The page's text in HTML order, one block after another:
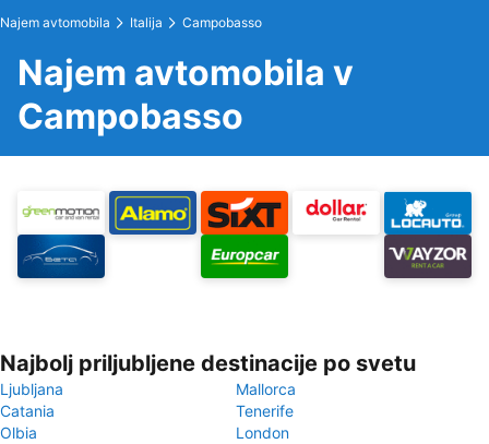
Najem avtomobila Italija Campobasso
Najem avtomobila v
Campobasso
Najbolj priljubljene destinacije po svetu
Ljubljana
Mallorca
Catania
Tenerife
Olbia
London